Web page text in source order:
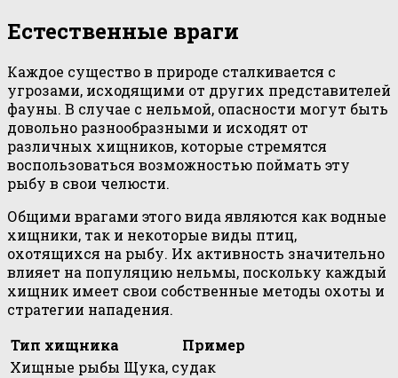
Естественные враги
Каждое существо в природе сталкивается с
угрозами, исходящими от других представителей
фауны. В случае с нельмой, опасности могут быть
довольно разнообразными и исходят от
различных хищников, которые стремятся
воспользоваться возможностью поймать эту
рыбу в свои челюсти.
Общими врагами этого вида являются как водные
хищники, так и некоторые виды птиц,
охотящихся на рыбу. Их активность значительно
влияет на популяцию нельмы, поскольку каждый
хищник имеет свои собственные методы охоты и
стратегии нападения.
Тип хищника
Пример
Хищные рыбы Щука, судак